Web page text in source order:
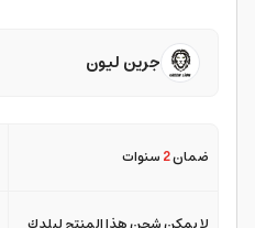
جرين ليون
ضمان2سنوات